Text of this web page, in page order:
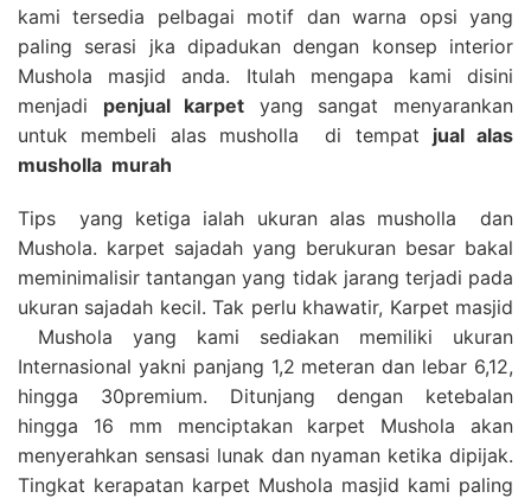
kami tersedia pelbagai motif dan warna opsi yang
paling serasi jka dipadukan dengan konsep interior
Mushola masjid anda. Itulah mengapa kami disini
menjadi penjual karpet yang sangat menyarankan
untuk membeli alas musholla di tempat jual alas
musholla murah
Tips yang ketiga ialah ukuran alas musholla dan
Mushola. karpet sajadah yang berukuran besar bakal
meminimalisir tantangan yang tidak jarang terjadi pada
ukuran sajadah kecil. Tak perlu khawatir, Karpet masjid
Mushola yang kami sediakan memiliki ukuran
Internasional yakni panjang 1,2 meteran dan lebar 6,12,
hingga 30premium. Ditunjang dengan ketebalan
hingga 16 mm menciptakan karpet Mushola akan
menyerahkan sensasi lunak dan nyaman ketika dipijak.
Tingkat kerapatan karpet Mushola masjid kami paling